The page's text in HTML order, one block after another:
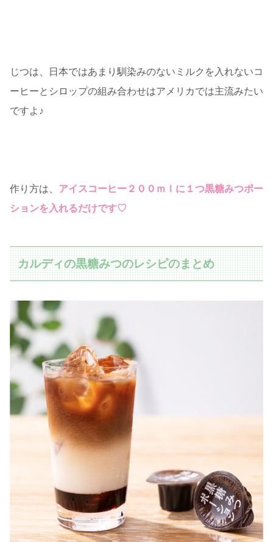
じつは、日本ではあまり馴染みのないミルクを入れないコ
ーヒーとシロップの組み合わせはアメリカでは主流みたい
ですよ♪
作り方は、 アイスコーヒー２００ｍｌに１つ黒糖みつポー
ションを入れるだけです♡
カルディの黒糖みつのレシピのまとめ